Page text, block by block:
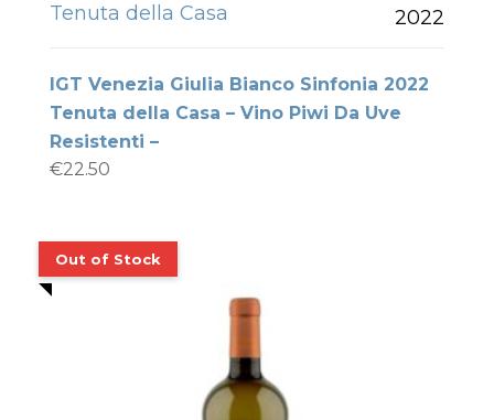
Tenuta della Casa 2022
IGT Venezia Giulia Bianco Sinfonia 2022
Tenuta della Casa – Vino Piwi Da Uve
Resistenti –
€22.50